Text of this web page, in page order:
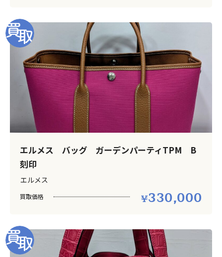
エルメス バッグ ガーデンパーティTPM B
刻印
エルメス
買取価格 330,000